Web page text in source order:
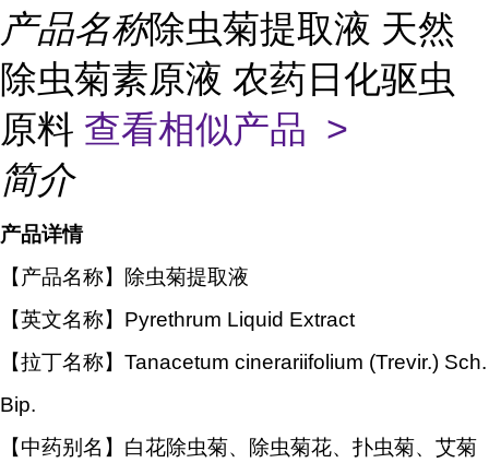
产品名称除虫菊提取液 天然
除虫菊素原液 农药日化驱虫
原料 查看相似产品 >
简介
产品详情
【产品名称】除虫菊提取液
【英文名称】Pyrethrum Liquid Extract
【拉丁名称】Tanacetum cinerariifolium (Trevir.) Sch.
Bip.
【中药别名】白花除虫菊、除虫菊花、扑虫菊、艾菊